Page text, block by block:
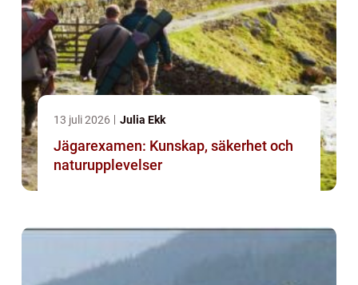
13 juli 2026 Julia Ekk
Jägarexamen: Kunskap, säkerhet och
naturupplevelser